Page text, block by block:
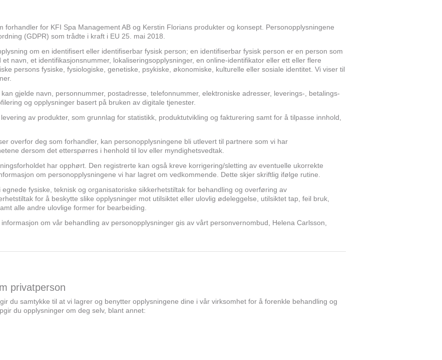
forhandler for KFI Spa Management AB og Kerstin Florians produkter og konsept. Personopplysningene
(GDPR) som trådte i kraft i EU 25. mai 2018.
om en identifisert eller identifiserbar fysisk person; en identifiserbar fysisk person er en person som
navn, et identifikasjonsnummer, lokaliseringsopplysninger, en online-identifikator eller ett eller flere
persons fysiske, fysiologiske, genetiske, psykiske, økonomiske, kulturelle eller sosiale identitet. Vi viser til
gjelde navn, personnummer, postadresse, telefonnummer, elektroniske adresser, leverings-, betalings-
og opplysninger basert på bruken av digitale tjenester.
av produkter, som grunnlag for statistikk, produktutvikling og fakturering samt for å tilpasse innhold,
overfor deg som forhandler, kan personopplysningene bli utlevert til partnere som vi har
dersom det etterspørres i henhold til lov eller myndighetsvedtak.
har opphørt. Den registrerte kan også kreve korrigering/sletting av eventuelle ukorrekte
om personopplysningene vi har lagret om vedkommende. Dette skjer skriftlig ifølge rutine.
fysiske, teknisk og organisatoriske sikkerhetstiltak for behandling og overføring av
for å beskytte slike opplysninger mot utilsiktet eller ulovlig ødeleggelse, utilsiktet tap, feil bruk,
alle andre ulovlige former for bearbeiding.
om vår behandling av personopplysninger gis av vårt personvernombud, Helena Carlsson,
privatperson
du samtykke til at vi lagrer og benytter opplysningene dine i vår virksomhet for å forenkle behandling og
du opplysninger om deg selv, blant annet: